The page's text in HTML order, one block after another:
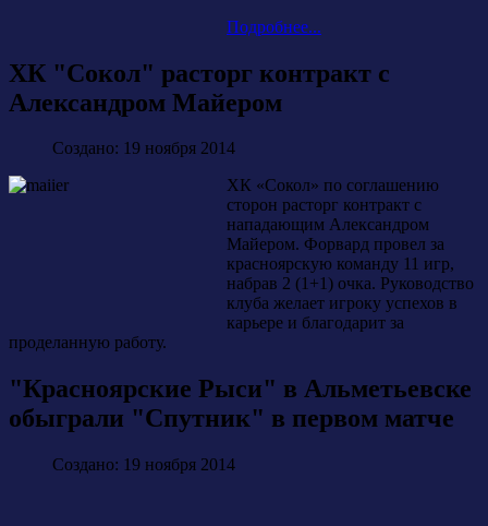
Подробнее...
ХК "Сокол" расторг контракт с
Александром Майером
Создано: 19 ноября 2014
ХК «Сокол» по соглашению
сторон расторг контракт с
нападающим Александром
Майером. Форвард провел за
красноярскую команду 11 игр,
набрав 2 (1+1) очка. Руководство
клуба желает игроку успехов в
карьере и благодарит за
проделанную работу.
"Красноярские Рыси" в Альметьевске
обыграли "Спутник" в первом матче
Создано: 19 ноября 2014